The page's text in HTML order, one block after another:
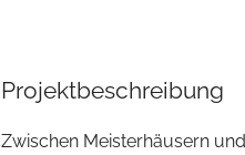
Projektbeschreibung
Zwischen Meisterhäusern